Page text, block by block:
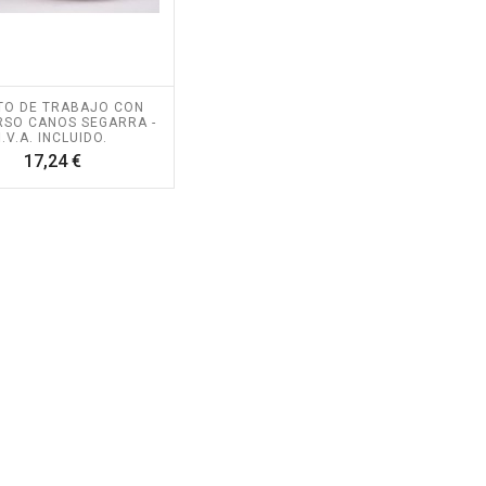
DE TRABAJO CON
CANOS SEGARRA -
I.V.A. INCLUIDO.
17,24 €Precio